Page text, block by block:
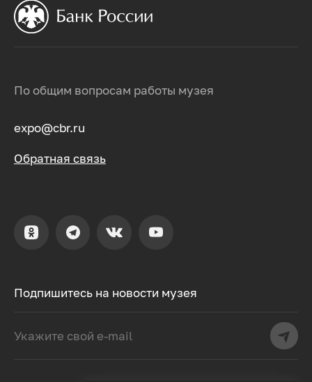
Подпишитесь на новости музея
По общим вопросам работы музея
expo@cbr.ru
Обратная связь